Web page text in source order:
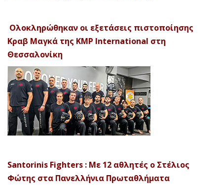
Ολοκληρώθηκαν οι εξετάσεις πιστοποίησης
Κραβ Μαγκά της KMP International στη
Θεσσαλονίκη
Santorinis Fighters : Με 12 αθλητές ο Στέλιος
Φώτης στα Πανελλήνια Πρωταθλήματα